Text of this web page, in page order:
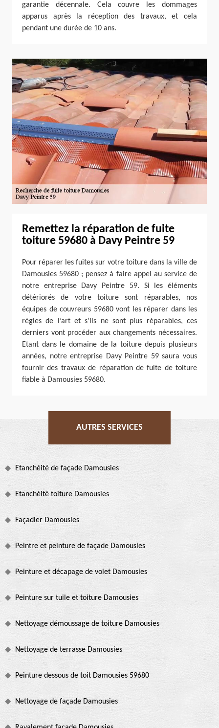
garantie décennale. Cela couvre les dommages
apparus après la réception des travaux, et cela
pendant une durée de 10 ans.
Remettez la réparation de fuite
toiture 59680 à Davy Peintre 59
Pour réparer les fuites sur votre toiture dans la ville de
Damousies 59680 ; pensez à faire appel au service de
notre entreprise Davy Peintre 59. Si les éléments
détériorés de votre toiture sont réparables, nos
équipes de couvreurs 59680 vont les réparer dans les
règles de l’art et s’ils ne sont plus réparables, ces
derniers vont procéder aux changements nécessaires.
Etant dans le domaine de la toiture depuis plusieurs
années, notre entreprise Davy Peintre 59 saura vous
fournir des travaux de réparation de fuite de toiture
fiable à Damousies 59680.
AUTRES SERVICES
Etanchéité de façade Damousies
Etanchéité toiture Damousies
Façadier Damousies
Peintre et peinture de façade Damousies
Peinture et décapage de volet Damousies
Peinture sur tuile et toiture Damousies
Nettoyage démoussage de toiture Damousies
Nettoyage de terrasse Damousies
Peinture dessous de toit Damousies 59680
Nettoyage de façade Damousies